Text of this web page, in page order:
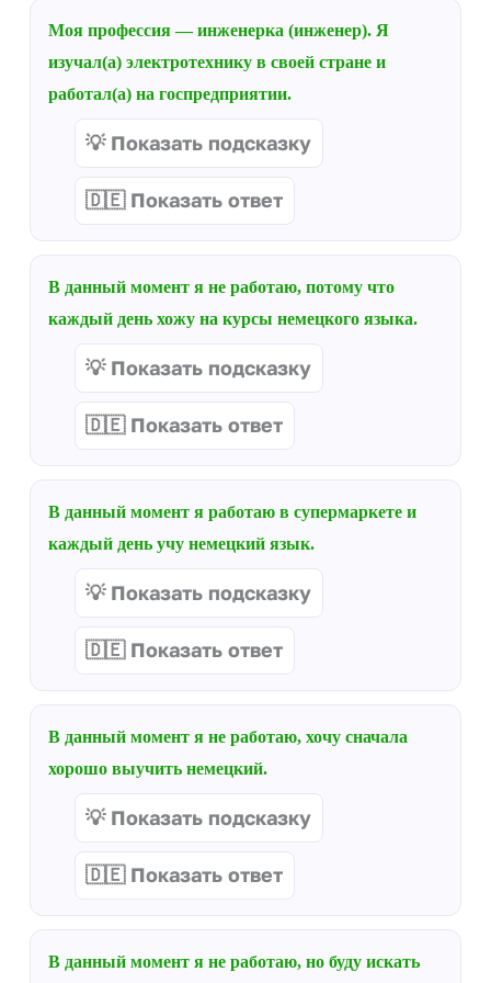
Моя профессия — инженерка (инженер). Я
изучал(а) электротехнику в своей стране и
работал(а) на госпредприятии.
💡 Показать подсказку
🇩🇪 Показать ответ
В данный момент я не работаю, потому что
каждый день хожу на курсы немецкого языка.
💡 Показать подсказку
🇩🇪 Показать ответ
В данный момент я работаю в супермаркете и
каждый день учу немецкий язык.
💡 Показать подсказку
🇩🇪 Показать ответ
В данный момент я не работаю, хочу сначала
хорошо выучить немецкий.
💡 Показать подсказку
🇩🇪 Показать ответ
В данный момент я не работаю, но буду искать